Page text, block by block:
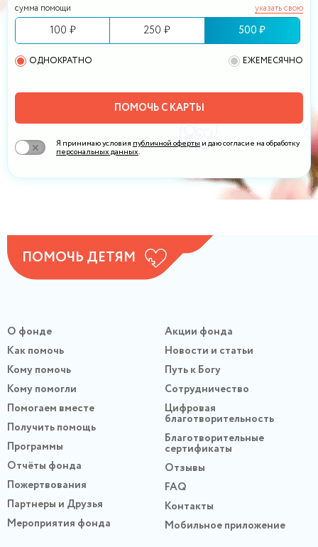
сумма помощи указать свою
100 ₽ 250 ₽ 500 ₽
ОДНОКРАТНО ЕЖЕМЕСЯЧНО
ПОМОЧЬ С КАРТЫ
Я принимаю условия публичной оферты и даю согласие на обработку
персональных данных.
ПОМОЧЬ ДЕТЯМ
О фонде
Как помочь
Кому помочь
Кому помогли
Помогаем вместе
Получить помощь
Программы
Отчёты фонда
Пожертвования
Партнеры и Друзья
Мероприятия фонда
Акции фонда
Новости и статьи
Путь к Богу
Сотрудничество
Цифровая
благотворительность
Благотворительные
сертификаты
Отзывы
FAQ
Контакты
Мобильное приложение